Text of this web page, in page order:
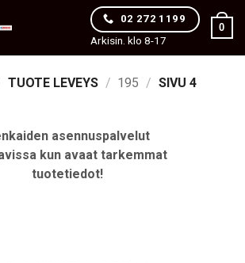
02 272 1199
Arkisin. klo 8-17
0
TUOTE LEVEYS / 195 / SIVU 4
asennuspalvelut
kun avaat tarkemmat
tuotetiedot!